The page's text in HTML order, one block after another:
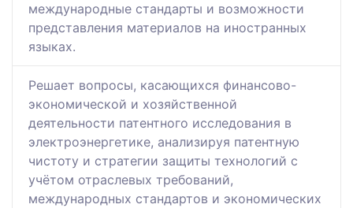
международные стандарты и возможности
представления материалов на иностранных
языках.
Решает вопросы, касающихся финансово-
экономической и хозяйственной
деятельности патентного исследования в
электроэнергетике, анализируя патентную
чистоту и стратегии защиты технологий с
учётом отраслевых требований,
международных стандартов и экономических